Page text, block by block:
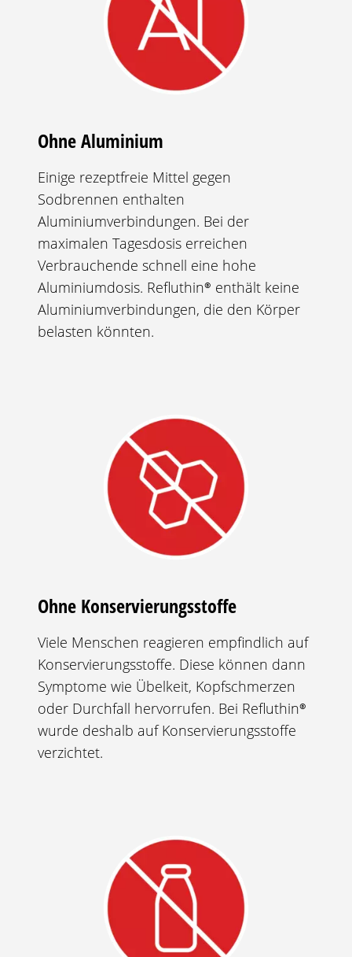
Ohne Aluminium
Einige rezeptfreie Mittel gegen
Sodbrennen enthalten
Aluminiumverbindungen. Bei der
maximalen Tagesdosis erreichen
Verbrauchende schnell eine hohe
Aluminiumdosis. Refluthin® enthält keine
Aluminiumverbindungen, die den Körper
belasten könnten.
Ohne Konservierungsstoffe
Viele Menschen reagieren empfindlich auf
Konservierungsstoffe. Diese können dann
Symptome wie Übelkeit, Kopfschmerzen
oder Durchfall hervorrufen. Bei Refluthin®
wurde deshalb auf Konservierungsstoffe
verzichtet.